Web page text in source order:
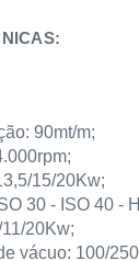
90mt/m;
15/20Kw;
30 - ISO 40 -
20Kw;
vácuo: 100/